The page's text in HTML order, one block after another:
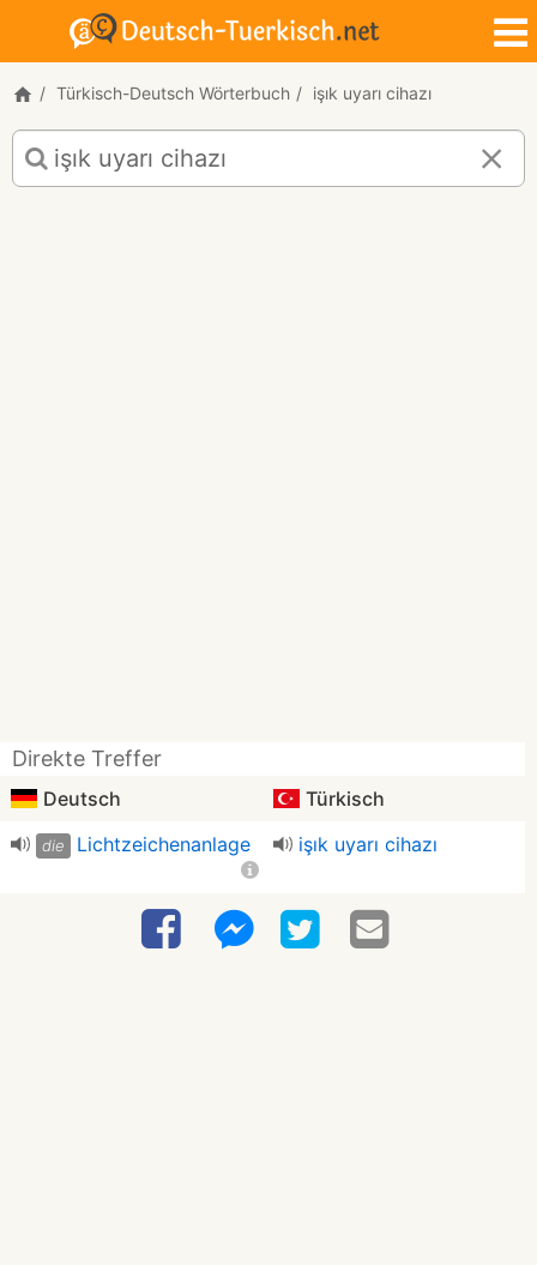
Türkisch-Deutsch Wörterbuch işık uyarı cihazı
Türkisch-
Deutsch
Übersetzung
Direkte Treffer
Deutsch Türkisch
die Lichtzeichenanlage işık uyarı cihazı